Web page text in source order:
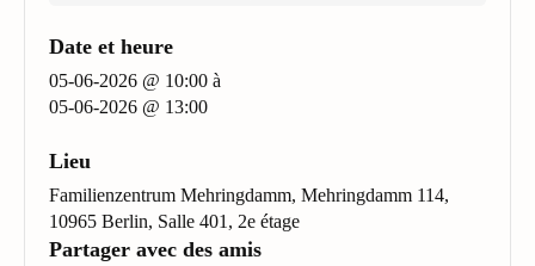
Date et heure
05-06-2026 @ 10:00 à
05-06-2026 @ 13:00
Lieu
Familienzentrum Mehringdamm, Mehringdamm 114,
10965 Berlin, Salle 401, 2e étage
Partager avec des amis